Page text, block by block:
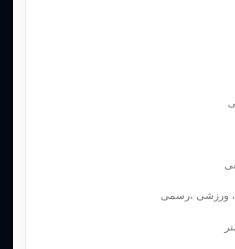
، ورزشی ،رسمی